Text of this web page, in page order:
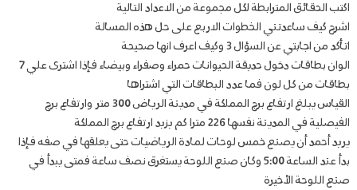
اكتب الحقائق المترابطة لكل مجموعة من الاعداد التالية
اشرح كيف ساعدتني الخطوات الاربع على حل هذه المسالة
اتأكد من اجابتي عن السؤال 3 وكيف اعرف انها صحيحة
الوان بطاقات دخول حديقة الحيوانات حمراء وصفراء وبيضاء فإذا اشترى علي 7
بطاقات من كل لون فما عدد البطاقات التي اشتراها
القياس يبلغ ارتفاع برج المملكة في مدينة الرياض 300 متر وارتفاع برج
الفيصلية في المدينة نفسها 226 مترا كم يزيد ارتفاع برج المملكة
يريد أحمد أن يصنع خمس لوحات لمادة الرياضيات حتى يعلقها في صفه فإذا
بدأ عند الساعة 5:00 وكان صنع اللوحة يستغرق نصف ساعة فمتى يبدأ في
صنع اللوحة الأخيرة